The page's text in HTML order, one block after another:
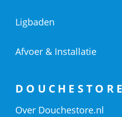
Ligbaden
Afvoer & Installatie
DOUCHESTORE
Over Douchestore.nl